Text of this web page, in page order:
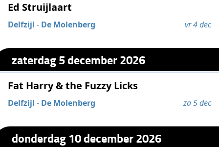
Ed Struijlaart
Delfzijl - De Molenberg vr 4 dec
zaterdag 5 december 2026
Fat Harry & the Fuzzy Licks
Delfzijl - De Molenberg za 5 dec
donderdag 10 december 2026